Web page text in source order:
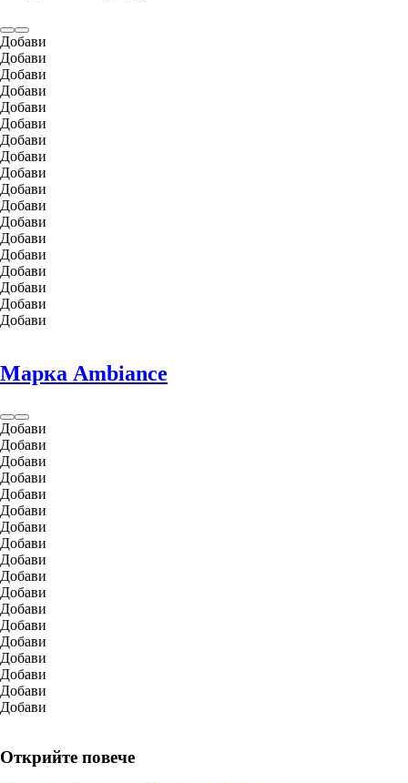
Добави
Добави
Добави
Добави
Добави
Добави
Добави
Добави
Добави
Добави
Добави
Добави
Добави
Добави
Добави
Добави
Добави
Добави
Марка Ambiance
Добави
Добави
Добави
Добави
Добави
Добави
Добави
Добави
Добави
Добави
Добави
Добави
Добави
Добави
Добави
Добави
Добави
Добави
Открийте повече